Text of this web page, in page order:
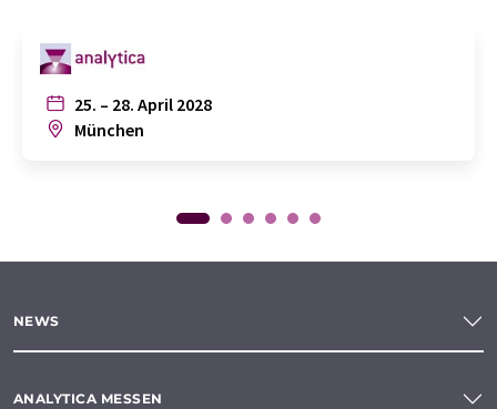
25. – 28. April 2028
München
NEWS
ANALYTICA MESSEN